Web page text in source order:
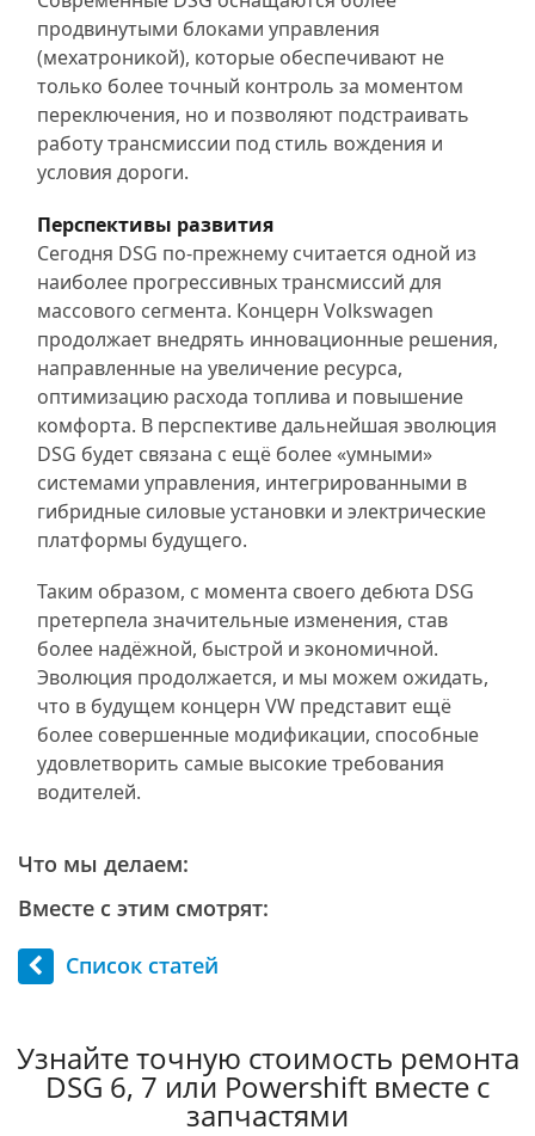
продвинутыми блоками управления
(мехатроникой), которые обеспечивают не
только более точный контроль за моментом
переключения, но и позволяют подстраивать
работу трансмиссии под стиль вождения и
условия дороги.
Перспективы развития
Сегодня DSG по-прежнему считается одной из
наиболее прогрессивных трансмиссий для
массового сегмента. Концерн Volkswagen
продолжает внедрять инновационные решения,
направленные на увеличение ресурса,
оптимизацию расхода топлива и повышение
комфорта. В перспективе дальнейшая эволюция
DSG будет связана с ещё более «умными»
системами управления, интегрированными в
гибридные силовые установки и электрические
платформы будущего.
Таким образом, с момента своего дебюта DSG
претерпела значительные изменения, став
более надёжной, быстрой и экономичной.
Эволюция продолжается, и мы можем ожидать,
что в будущем концерн VW представит ещё
более совершенные модификации, способные
удовлетворить самые высокие требования
водителей.
Что мы делаем:
Вместе с этим смотрят:
Список статей
Узнайте точную стоимость ремонта
DSG 6, 7 или Powershift вместе с
запчастями